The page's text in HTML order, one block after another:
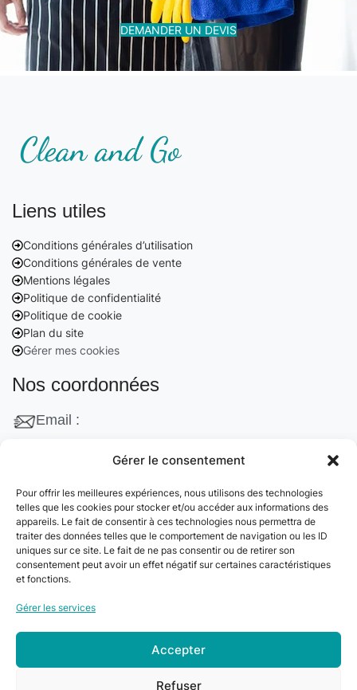
Gérer le consentement
Pour offrir les meilleures expériences, nous utilisons des technologies
telles que les cookies pour stocker et/ou accéder aux informations des
appareils. Le fait de consentir à ces technologies nous permettra de
traiter des données telles que le comportement de navigation ou les ID
uniques sur ce site. Le fait de ne pas consentir ou de retirer son
consentement peut avoir un effet négatif sur certaines caractéristiques
et fonctions.
Gérer les services
Accepter
Refuser
DEMANDER UN DEVIS
Liens utiles
Conditions générales d’utilisation
Conditions générales de vente
Mentions légales
Politique de confidentialité
Politique de cookie
Plan du site
Gérer mes cookies
Nos coordonnées
Email :
132 Rue Edouard Vaillant, 95870 Bezons, France
Téléphone :
+33 06 22 09 56 53
+33 06 24 78 76 77
Clean&Go. Tous droits réservés –